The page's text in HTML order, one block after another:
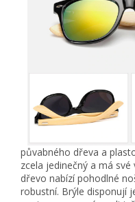
půvabného dřeva a
zcela jedinečný a má
dřevo nabízí pohodlné
robustní. Brýle disponují